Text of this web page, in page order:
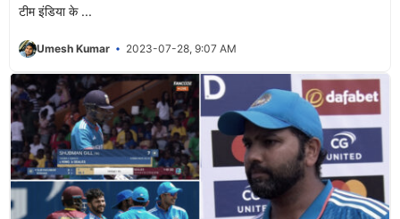
टीम इंडिया के ...
Umesh Kumar 2023-07-28, 9:07 AM